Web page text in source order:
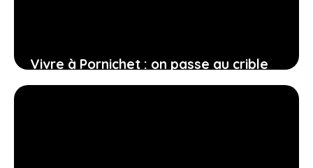
Vivre à Pornichet : on passe au crible
les meilleurs quartiers de la ville